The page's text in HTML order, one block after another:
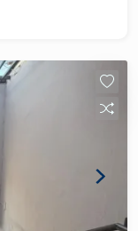
e armário 1
1